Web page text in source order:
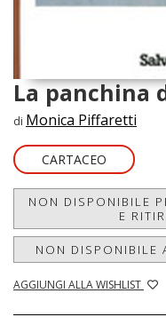
La panchina
di Monica Piffaretti
CARTACEO
NON DISPONIBILE
E
NON DISPONIBILE
AGGIUNGI ALLA WISHLIST